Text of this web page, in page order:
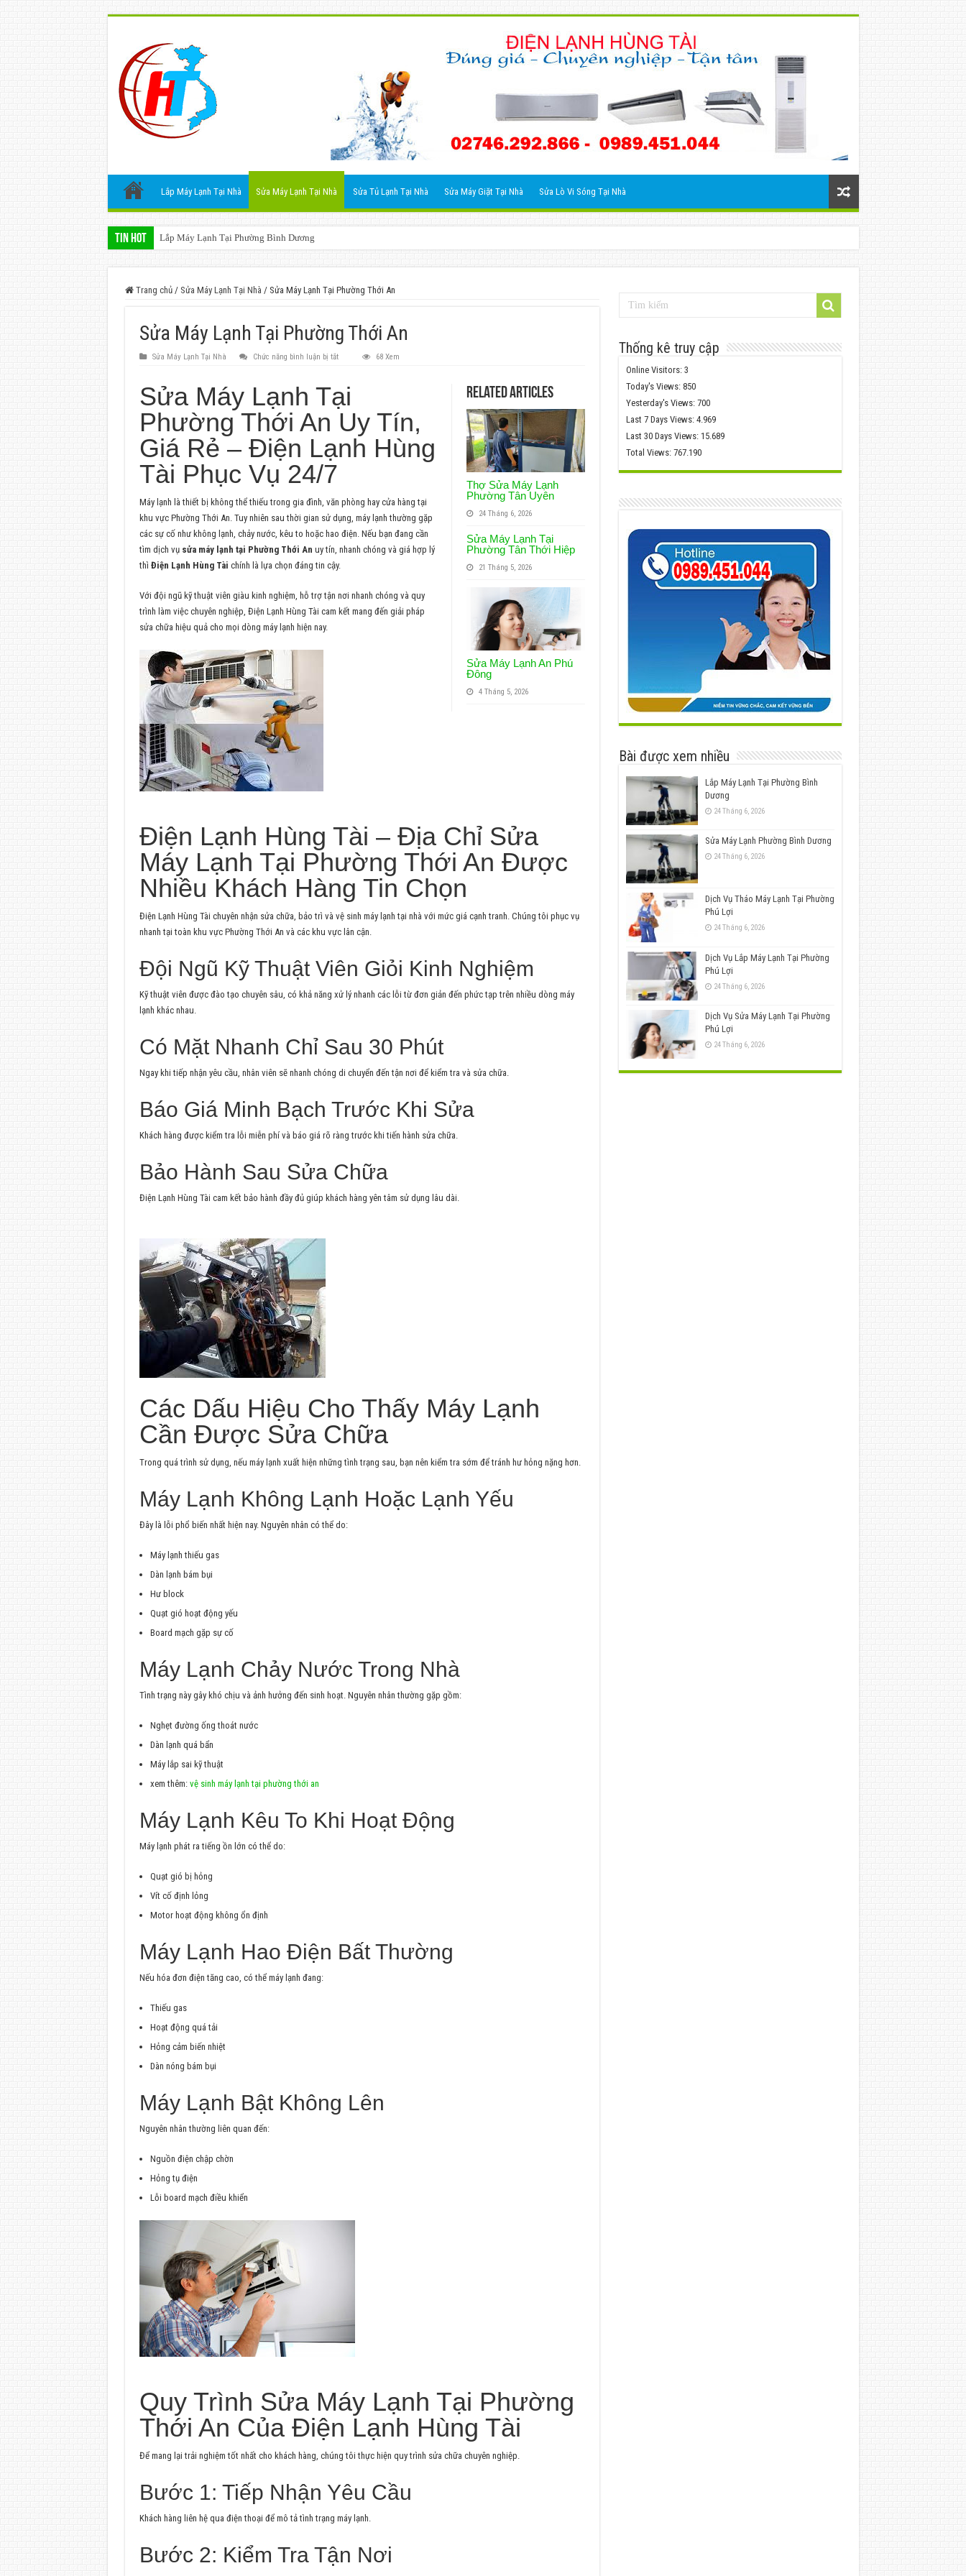
Lắp Máy Lạnh Tại Nhà Sửa Máy Lạnh Tại Nhà Sửa Tủ Lạnh Tại Nhà Sửa Máy Giặt Tại Nhà Sửa Lò Vi Sóng Tại Nhà
Tin Hot Lắp Máy Lạnh Tại Phường Bình Dương
Trang chủ / Sửa Máy Lạnh Tại Nhà / Sửa Máy Lạnh Tại Phường Thới An
Sửa Máy Lạnh Tại Phường Thới An
Sửa Máy Lạnh Tại Nhà Chức năng bình luận bị tắtở
Tại
Phường
Thới
68 Xem
Related Articles
Thợ Sửa Máy Lạnh
Phường Tân Uyên
24 Tháng 6, 2026
Sửa Máy Lạnh Tại
Phường Tân Thới Hiệp
21 Tháng 5, 2026
Sửa Máy Lạnh An Phú
Đông
4 Tháng 5, 2026
Sửa Máy Lạnh Tại
Phường Thới An Uy Tín,
Giá Rẻ – Điện Lạnh Hùng
Tài Phục Vụ 24/7
Máy lạnh là thiết bị không thể thiếu trong gia đình, văn phòng hay cửa hàng tại
khu vực Phường Thới An. Tuy nhiên sau thời gian sử dụng, máy lạnh thường gặp
các sự cố như không lạnh, chảy nước, kêu to hoặc hao điện. Nếu bạn đang cần
tìm dịch vụ sửa máy lạnh tại Phường Thới An uy tín, nhanh chóng và giá hợp lý
thì Điện Lạnh Hùng Tài chính là lựa chọn đáng tin cậy.
Với đội ngũ kỹ thuật viên giàu kinh nghiệm, hỗ trợ tận nơi nhanh chóng và quy
trình làm việc chuyên nghiệp, Điện Lạnh Hùng Tài cam kết mang đến giải pháp
sửa chữa hiệu quả cho mọi dòng máy lạnh hiện nay.
Điện Lạnh Hùng Tài – Địa Chỉ Sửa
Máy Lạnh Tại Phường Thới An Được
Nhiều Khách Hàng Tin Chọn
Điện Lạnh Hùng Tài chuyên nhận sửa chữa, bảo trì và vệ sinh máy lạnh tại nhà với mức giá cạnh tranh. Chúng tôi phục vụ
nhanh tại toàn khu vực Phường Thới An và các khu vực lân cận.
Đội Ngũ Kỹ Thuật Viên Giỏi Kinh Nghiệm
Kỹ thuật viên được đào tạo chuyên sâu, có khả năng xử lý nhanh các lỗi từ đơn giản đến phức tạp trên nhiều dòng máy
lạnh khác nhau.
Có Mặt Nhanh Chỉ Sau 30 Phút
Ngay khi tiếp nhận yêu cầu, nhân viên sẽ nhanh chóng di chuyển đến tận nơi để kiểm tra và sửa chữa.
Báo Giá Minh Bạch Trước Khi Sửa
Khách hàng được kiểm tra lỗi miễn phí và báo giá rõ ràng trước khi tiến hành sửa chữa.
Bảo Hành Sau Sửa Chữa
Điện Lạnh Hùng Tài cam kết bảo hành đầy đủ giúp khách hàng yên tâm sử dụng lâu dài.
Các Dấu Hiệu Cho Thấy Máy Lạnh
Cần Được Sửa Chữa
Trong quá trình sử dụng, nếu máy lạnh xuất hiện những tình trạng sau, bạn nên kiểm tra sớm để tránh hư hỏng nặng hơn.
Máy Lạnh Không Lạnh Hoặc Lạnh Yếu
Đây là lỗi phổ biến nhất hiện nay. Nguyên nhân có thể do:
Máy lạnh thiếu gas
Dàn lạnh bám bụi
Hư block
Quạt gió hoạt động yếu
Board mạch gặp sự cố
Máy Lạnh Chảy Nước Trong Nhà
Tình trạng này gây khó chịu và ảnh hưởng đến sinh hoạt. Nguyên nhân thường gặp gồm:
Nghẹt đường ống thoát nước
Dàn lạnh quá bẩn
Máy lắp sai kỹ thuật
xem thêm: vệ sinh máy lạnh tại phường thới an
Máy Lạnh Kêu To Khi Hoạt Động
Máy lạnh phát ra tiếng ồn lớn có thể do:
Quạt gió bị hỏng
Vít cố định lỏng
Motor hoạt động không ổn định
Máy Lạnh Hao Điện Bất Thường
Nếu hóa đơn điện tăng cao, có thể máy lạnh đang:
Thiếu gas
Hoạt động quá tải
Hỏng cảm biến nhiệt
Dàn nóng bám bụi
Máy Lạnh Bật Không Lên
Nguyên nhân thường liên quan đến:
Nguồn điện chập chờn
Hỏng tụ điện
Lỗi board mạch điều khiển
Quy Trình Sửa Máy Lạnh Tại Phường
Thới An Của Điện Lạnh Hùng Tài
Để mang lại trải nghiệm tốt nhất cho khách hàng, chúng tôi thực hiện quy trình sửa chữa chuyên nghiệp.
Bước 1: Tiếp Nhận Yêu Cầu
Khách hàng liên hệ qua điện thoại để mô tả tình trạng máy lạnh.
Bước 2: Kiểm Tra Tận Nơi
Thống kê truy cập
Online Visitors: 3
Today's Views: 850
Yesterday's Views: 700
Last 7 Days Views: 4.969
Last 30 Days Views: 15.689
Total Views: 767.190
Bài được xem nhiều
Lắp Máy Lạnh Tại Phường Bình
Dương
24 Tháng 6, 2026
Sửa Máy Lạnh Phường Bình Dương
24 Tháng 6, 2026
Dịch Vụ Tháo Máy Lạnh Tại Phường
Phú Lợi
24 Tháng 6, 2026
Dịch Vụ Lắp Máy Lạnh Tại Phường
Phú Lợi
24 Tháng 6, 2026
Dịch Vụ Sửa Máy Lạnh Tại Phường
Phú Lợi
24 Tháng 6, 2026